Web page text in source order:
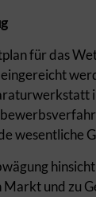
für das
wesentliche
und zu